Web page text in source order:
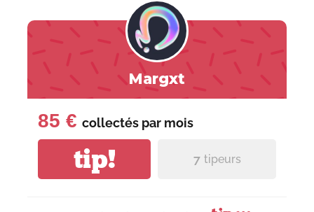
Margxt
85 € collectés par mois
tip! 7 tipeurs